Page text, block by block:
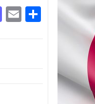
Mastodon
EmailShare